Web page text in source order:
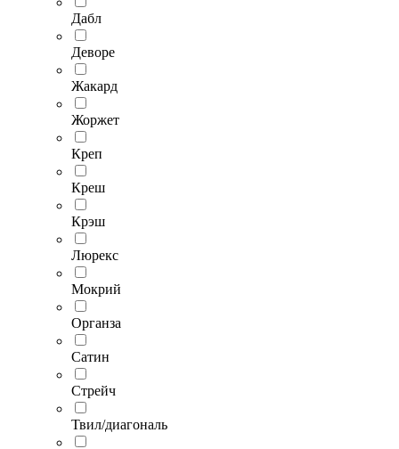
Дабл
Деворе
Жакард
Жоржет
Креп
Креш
Крэш
Люрекс
Мокрий
Органза
Сатин
Стрейч
Твил/диагональ